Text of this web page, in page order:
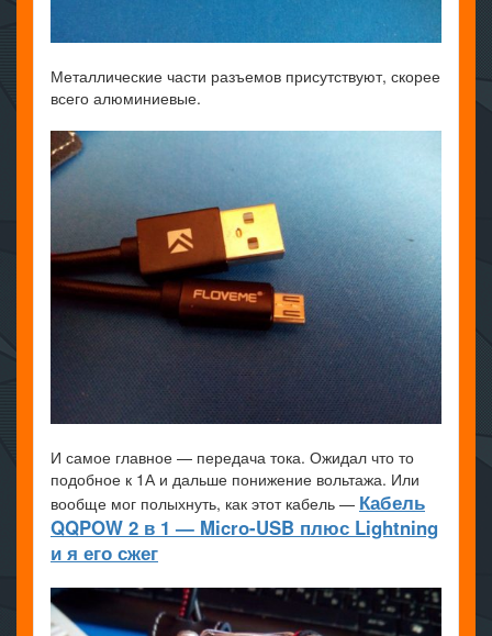
Металлические части разъемов присутствуют, скорее
всего алюминиевые.
И самое главное — передача тока. Ожидал что то
подобное к 1А и дальше понижение вольтажа. Или
вообще мог полыхнуть, как этот кабель — Кабель
QQPOW 2 в 1 — Micro-USB плюс Lightning
и я его сжег